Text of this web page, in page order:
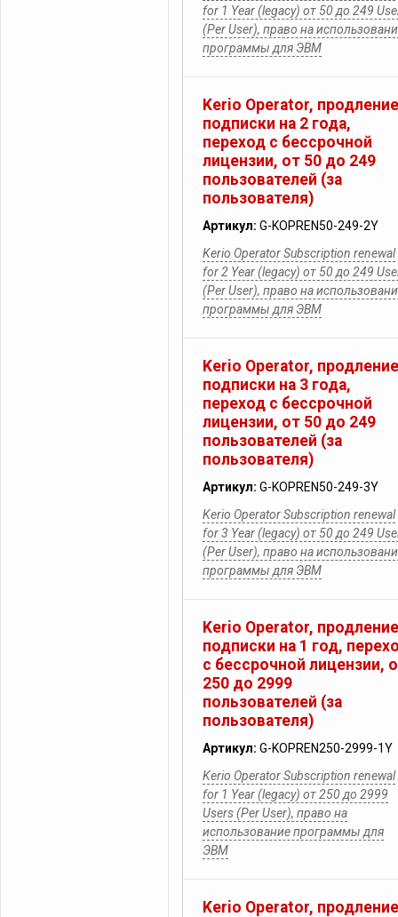
for 1 Year (legacy) от 50 до 249
(Per User), право на
программы для ЭВМ
Kerio Operator, продление
подписки на 2 года,
переход с бессрочной
лицензии, от 50 до 249
пользователей (за
пользователя)
Артикул: G-KOPREN50-249-2Y
Kerio Operator Subscription renewal
for 2 Year (legacy) от 50 до 249
(Per User), право на
программы для ЭВМ
Kerio Operator, продление
подписки на 3 года,
переход с бессрочной
лицензии, от 50 до 249
пользователей (за
пользователя)
Артикул: G-KOPREN50-249-3Y
Kerio Operator Subscription renewal
for 3 Year (legacy) от 50 до 249
(Per User), право на
программы для ЭВМ
Kerio Operator, продление
подписки на 1 год,
с бессрочной лицензии,
250 до 2999
пользователей (за
пользователя)
Артикул: G-KOPREN250-2999-1Y
Kerio Operator Subscription renewal
for 1 Year (legacy) от 250 до 2999
Users (Per User), право на
использование программы для
ЭВМ
Kerio Operator, продление